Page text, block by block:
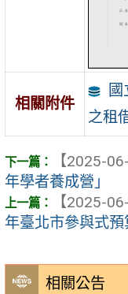
相關公告
相關附件
之租
【2025-
年學者養成營」
【2025-
年臺北市參與式